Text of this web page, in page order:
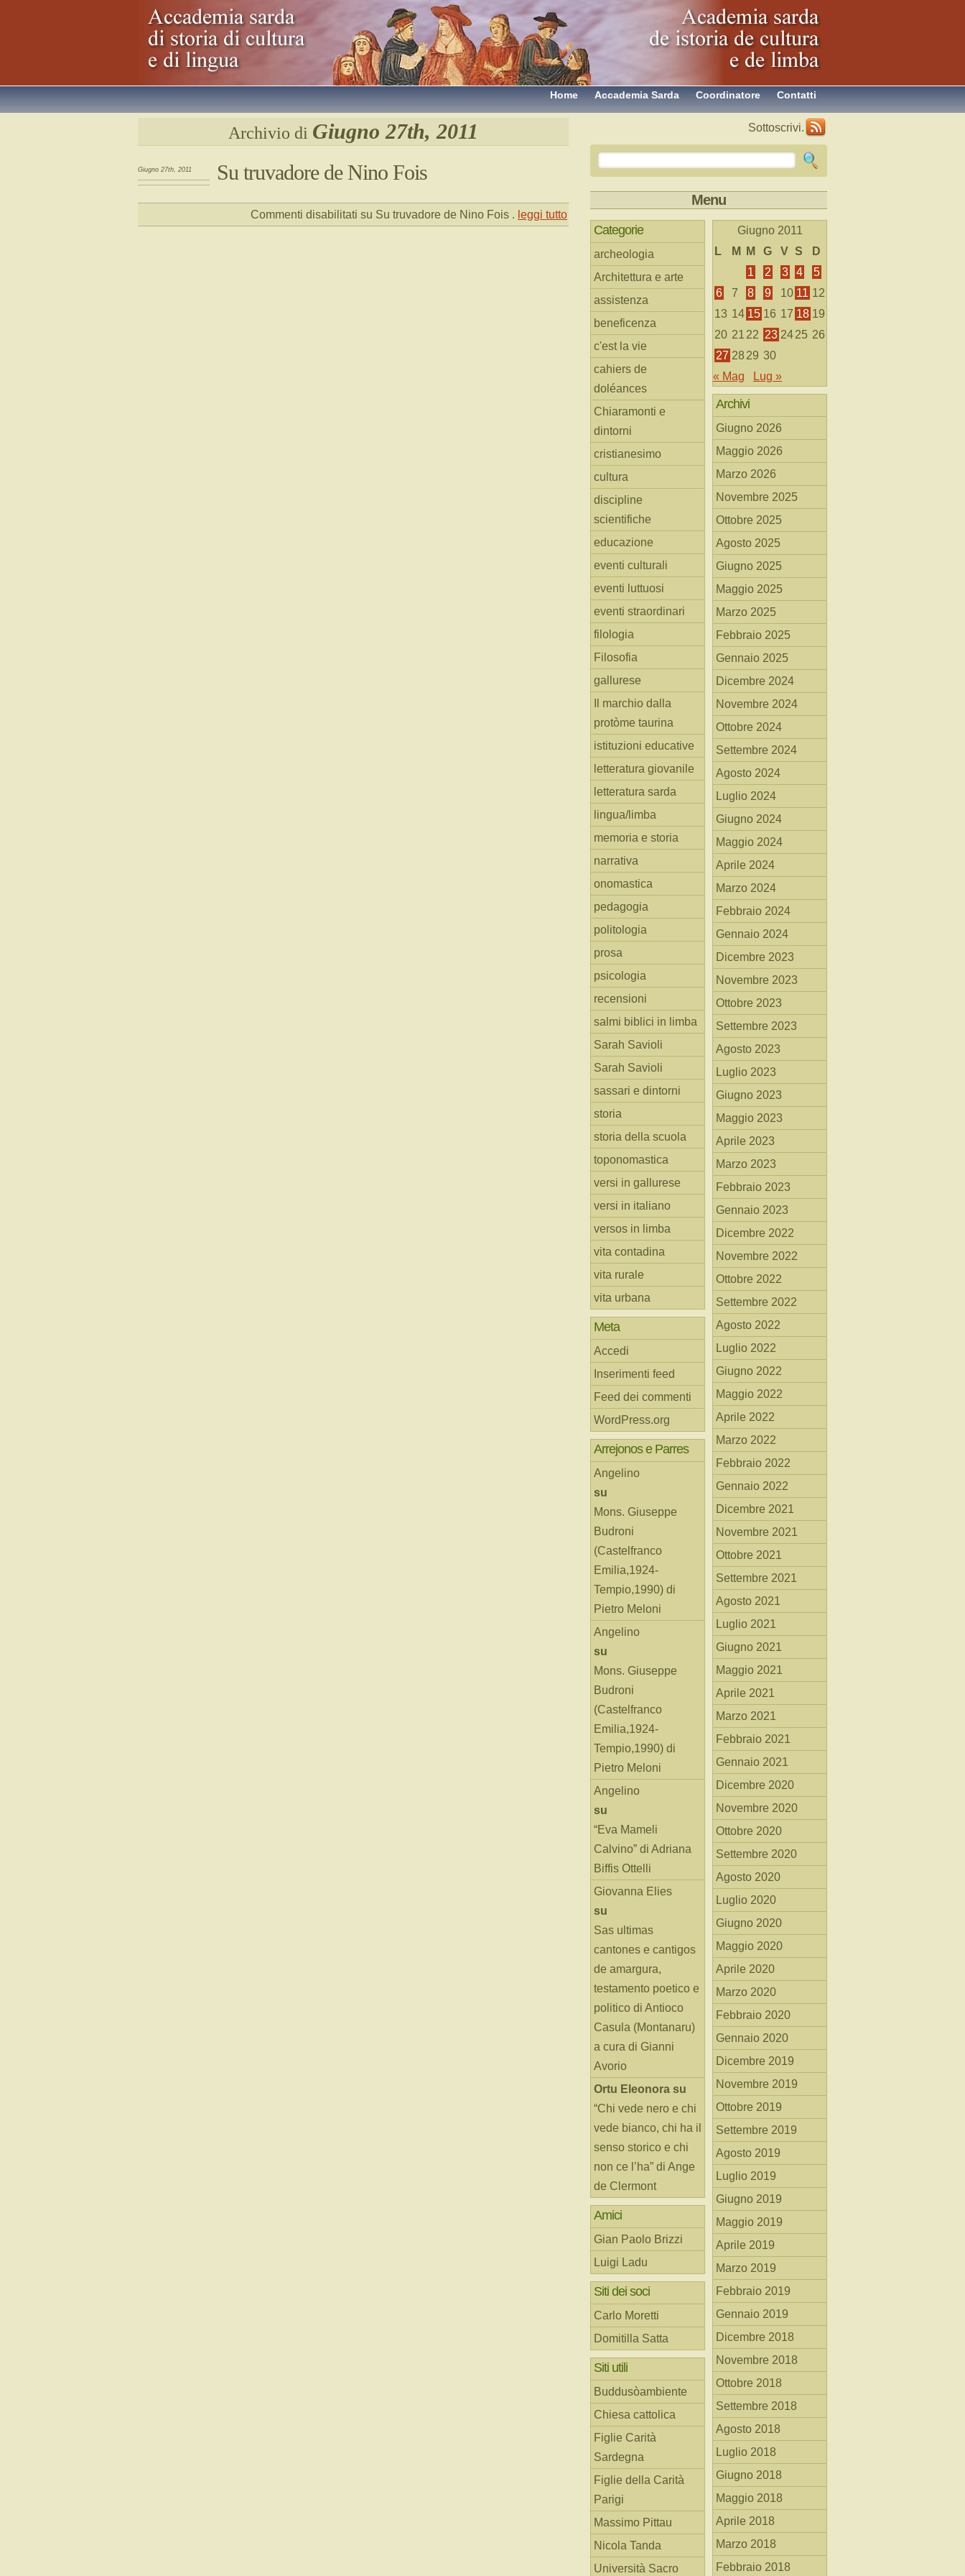
Contatti
Coordinatore
Accademia Sarda
Home
Archivio di Giugno 27th, 2011
Giugno 27th, 2011 Su truvadore de Nino Fois
Commenti disabilitati su Su truvadore de Nino Fois . leggi tutto
Sottoscrivi.
Menu
Categorie
archeologia
Architettura e arte
assistenza
beneficenza
c'est la vie
cahiers de
doléances
Chiaramonti e
dintorni
cristianesimo
cultura
discipline
scientifiche
educazione
eventi culturali
eventi luttuosi
eventi straordinari
filologia
Filosofia
gallurese
Il marchio dalla
protòme taurina
istituzioni educative
letteratura giovanile
letteratura sarda
lingua/limba
memoria e storia
narrativa
onomastica
pedagogia
politologia
prosa
psicologia
recensioni
salmi biblici in limba
Sarah Savioli
Sarah Savioli
sassari e dintorni
storia
storia della scuola
toponomastica
versi in gallurese
versi in italiano
versos in limba
vita contadina
vita rurale
vita urbana
Meta
Accedi
Inserimenti feed
Feed dei commenti
WordPress.org
Arrejonos e Parres
Angelino
su
Mons. Giuseppe
Budroni
(Castelfranco
Emilia,1924-
Tempio,1990) di
Pietro Meloni
Angelino
su
Mons. Giuseppe
Budroni
(Castelfranco
Emilia,1924-
Tempio,1990) di
Pietro Meloni
Angelino
su
“Eva Mameli
Calvino” di Adriana
Biffis Ottelli
Giovanna Elies
su
Sas ultimas
cantones e cantigos
de amargura,
testamento poetico e
politico di Antioco
Casula (Montanaru)
a cura di Gianni
Avorio
Ortu Eleonora su
“Chi vede nero e chi
vede bianco, chi ha il
senso storico e chi
non ce l’ha” di Ange
de Clermont
Amici
Gian Paolo Brizzi
Luigi Ladu
Siti dei soci
Carlo Moretti
Domitilla Satta
Siti utili
Buddusòambiente
Chiesa cattolica
Figlie Carità
Sardegna
Figlie della Carità
Parigi
Massimo Pittau
Nicola Tanda
Università Sacro
Giugno 2011
L
M M G V S
D
1
2 3 4
5
6
7 8 9 10 11 12
13 14 15 16 17 18 19
20 21 22 23 2425 26
27 28 29 30
« Mag
Lug »
Archivi
Giugno 2026
Maggio 2026
Marzo 2026
Novembre 2025
Ottobre 2025
Agosto 2025
Giugno 2025
Maggio 2025
Marzo 2025
Febbraio 2025
Gennaio 2025
Dicembre 2024
Novembre 2024
Ottobre 2024
Settembre 2024
Agosto 2024
Luglio 2024
Giugno 2024
Maggio 2024
Aprile 2024
Marzo 2024
Febbraio 2024
Gennaio 2024
Dicembre 2023
Novembre 2023
Ottobre 2023
Settembre 2023
Agosto 2023
Luglio 2023
Giugno 2023
Maggio 2023
Aprile 2023
Marzo 2023
Febbraio 2023
Gennaio 2023
Dicembre 2022
Novembre 2022
Ottobre 2022
Settembre 2022
Agosto 2022
Luglio 2022
Giugno 2022
Maggio 2022
Aprile 2022
Marzo 2022
Febbraio 2022
Gennaio 2022
Dicembre 2021
Novembre 2021
Ottobre 2021
Settembre 2021
Agosto 2021
Luglio 2021
Giugno 2021
Maggio 2021
Aprile 2021
Marzo 2021
Febbraio 2021
Gennaio 2021
Dicembre 2020
Novembre 2020
Ottobre 2020
Settembre 2020
Agosto 2020
Luglio 2020
Giugno 2020
Maggio 2020
Aprile 2020
Marzo 2020
Febbraio 2020
Gennaio 2020
Dicembre 2019
Novembre 2019
Ottobre 2019
Settembre 2019
Agosto 2019
Luglio 2019
Giugno 2019
Maggio 2019
Aprile 2019
Marzo 2019
Febbraio 2019
Gennaio 2019
Dicembre 2018
Novembre 2018
Ottobre 2018
Settembre 2018
Agosto 2018
Luglio 2018
Giugno 2018
Maggio 2018
Aprile 2018
Marzo 2018
Febbraio 2018